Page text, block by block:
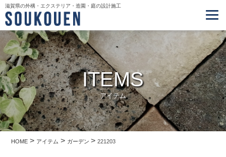
滋賀県の外構・エクステリア・造園・庭の設計施工
ITEMS
アイテム
HOME > アイテム > ガーデン>221203